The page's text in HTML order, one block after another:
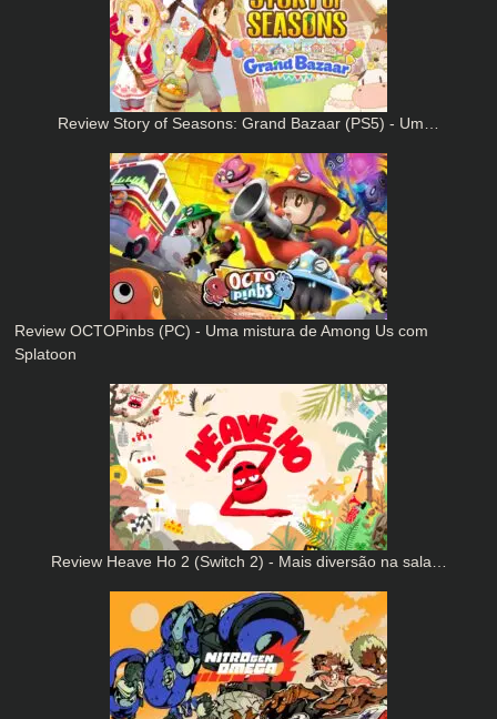
Review Story of Seasons: Grand Bazaar (PS5) - Um…
Review OCTOPinbs (PC) - Uma mistura de Among Us com
Splatoon
Review Heave Ho 2 (Switch 2) - Mais diversão na sala…